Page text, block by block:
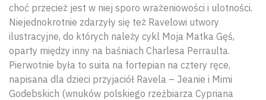
choć przecież jest w niej sporo wrażeniowości i ulotności.
Niejednokrotnie zdarzyły się też Ravelowi utwory
ilustracyjne, do których należy cykl Moja Matka Gęś,
oparty między inny na baśniach Charlesa Perraulta.
Pierwotnie była to suita na fortepian na cztery ręce,
napisana dla dzieci przyjaciół Ravela – Jeanie i Mimi
Godebskich (wnuków polskiego rzeźbiarza Cypriana